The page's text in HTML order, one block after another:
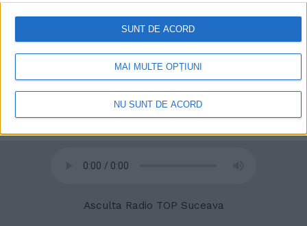
retrageți consimțământul în orice moment, revenind la acest site
și făcând clic pe butonul "Confidențialitate" din partea de jos a
paginii web.
MAI MULTE OPȚIUNI
NU SUNT DE ACORD
SUNT DE ACORD
Asculta Radio TOP Suceava